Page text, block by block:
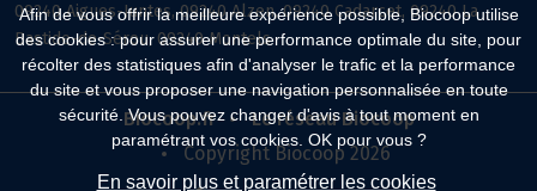
Afin de vous offrir la meilleure expérience possible, Biocoop utilise
des cookies : pour assurer une performance optimale du site, pour
récolter des statistiques afin d'analyser le trafic et la performance
du site et vous proposer une navigation personnalisée en toute
sécurité. Vous pouvez changer d'avis à tout moment en
paramétrant vos cookies. OK pour vous ?
En savoir plus et paramétrer les cookies
09240 Aigues-Juntes, 09240 Alzen, 09240 Cadarcet, 09240 La
Bastide-de-Sérou, 09240 Montels
Biocoop.fr
Le réseau Biocoop
Copyright Biocoop 2026